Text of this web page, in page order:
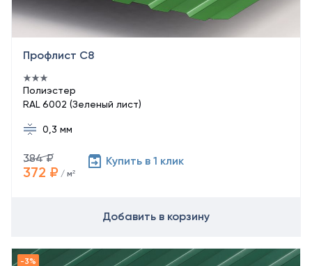
Профлист С8
Полиэстер
RAL 6002 (Зеленый лист)
0,3 мм
384 ₽
372 ₽ / м²
Купить в 1 клик
Добавить в корзину